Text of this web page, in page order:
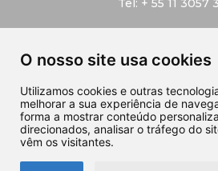
O nosso site usa cookies
Utilizamos cookies e outras
melhorar a sua experiência de
forma a mostrar conteúdo
direcionados, analisar o tráfego do
vêm os visitantes.
Tel: + 55 11 3057
F.A.Q
Contato